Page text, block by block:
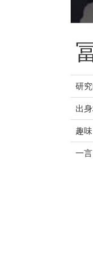
研究
出身
趣味
一言